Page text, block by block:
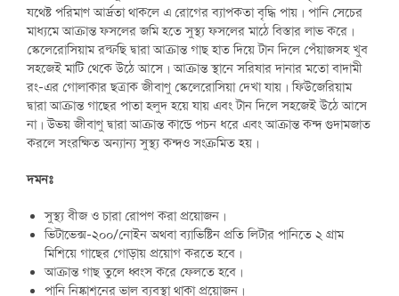
যথেষ্ট পরিমাণ আর্দ্রতা থাকলে এ রোগের ব্যাপকতা বৃদ্ধি পায়। পানি সেচের
মাধ্যমে আক্রান্ত ফসলের জমি হতে সুস্থ্য ফসলের মাঠে বিস্তার লাভ করে।
স্কেলেরোসিয়াম রল্ফছি দ্বারা আক্রান্ত গাছ হাত দিয়ে টান দিলে পেঁয়াজসহ খুব
সহজেই মাটি থেকে উঠে আসে। আক্রান্ত স্থানে সরিষার দানার মতো বাদামী
রং-এর গোলাকার ছত্রাক জীবাণু স্কেলেরোসিয়া দেখা যায়। ফিউজেরিয়াম
দ্বারা আক্রান্ত গাছের পাতা হলুদ হয়ে যায় এবং টান দিলে সহজেই উঠে আসে
না। উভয় জীবাণু দ্বারা আক্রান্ত কান্ডে পচন ধরে এবং আক্রান্ত কন্দ গুদামজাত
করলে সংরক্ষিত অন্যান্য সুস্থ্য কন্দও সংক্রমিত হয়।
দমনঃ
সুস্থ্য বীজ ও চারা রোপণ করা প্রয়োজন।
ভিটাভেক্স-২০০/নোইন অথবা ব্যাভিষ্টিন প্রতি লিটার পানিতে ২ গ্রাম
মিশিয়ে গাছের গোড়ায় প্রয়োগ করতে হবে।
আক্রান্ত গাছ তুলে ধ্বংস করে ফেলতে হবে।
পানি নিষ্কাশনের ভাল ব্যবস্থা থাকা প্রয়োজন।